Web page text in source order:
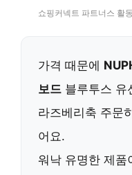
쇼핑커넥트 파트너스 활
가격 때문에
보드 블루투스 유
라즈베리축 주문
어요.
워낙 유명한 제품